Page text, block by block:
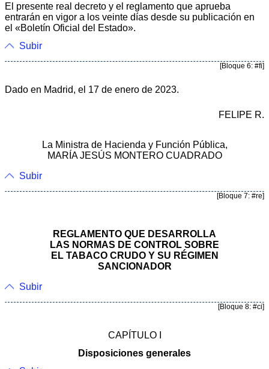
El presente real decreto y el reglamento que aprueba
entrarán en vigor a los veinte días desde su publicación en
el «Boletín Oficial del Estado».
Subir
[Bloque 6: #fi]
Dado en Madrid, el 17 de enero de 2023.
FELIPE R.
La Ministra de Hacienda y Función Pública,
MARÍA JESÚS MONTERO CUADRADO
Subir
[Bloque 7: #re]
REGLAMENTO QUE DESARROLLA
LAS NORMAS DE CONTROL SOBRE
EL TABACO CRUDO Y SU RÉGIMEN
SANCIONADOR
Subir
[Bloque 8: #ci]
CAPÍTULO I
Disposiciones generales